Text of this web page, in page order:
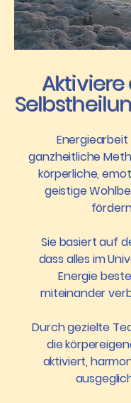
ganzheitliche
körperliche,
geistige
Sie basiert auf
dass alles im
Energie
miteinander
Durch gezielte
die
aktiviert,